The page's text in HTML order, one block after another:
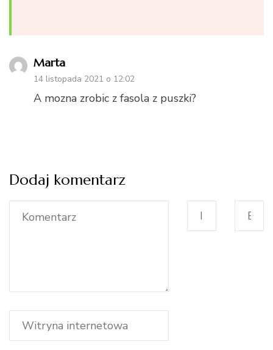
Marta
14 listopada 2021 o 12:02
A mozna zrobic z fasola z puszki?
Dodaj komentarz